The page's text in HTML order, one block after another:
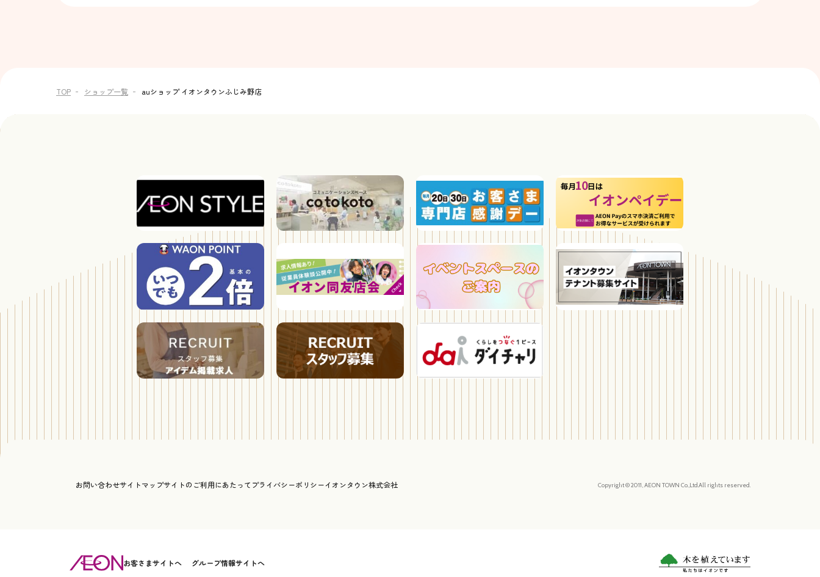
TOP ショップ一覧 auショップ イオンタウンふじみ野店
お問い合わせサイトマップサイトのご利用にあたって プライバシーポリシーイオンタウン株式会社 Copyright © 2011, AEON TOWN Co.,Ltd.All rights reserved.
お客さまサイトへ グループ情報サイトへ